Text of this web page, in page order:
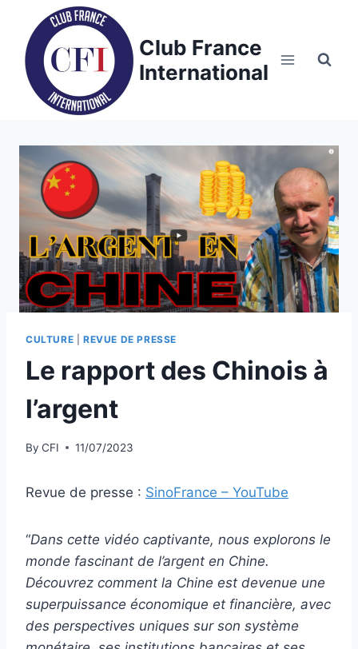
content
Club France
International
CULTURE REVUE DE PRESSE
Le rapport des Chinois à
l’argent
By CFI 11/07/2023
Revue de presse : SinoFrance – YouTube
“Dans cette vidéo captivante, nous explorons le
monde fascinant de l’argent en Chine.
Découvrez comment la Chine est devenue une
superpuissance économique et financière, avec
des perspectives uniques sur son système